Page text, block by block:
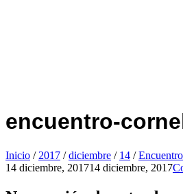
encuentro-
Inicio / 2017 / diciembre / 14 /
14 diciembre, 201714 diciembre, 2017